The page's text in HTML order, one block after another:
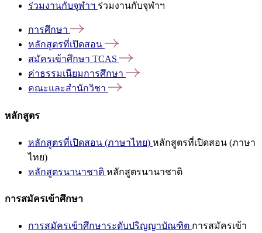
ร่วมงานกับจุฬาฯ ร่วมงานกับจุฬาฯ
การศึกษา
หลักสูตรที่เปิดสอน
สมัครเข้าศึกษา TCAS
ค่าธรรมเนียมการศึกษา
คณะและสำนักวิชา
หลักสูตร
หลักสูตรที่เปิดสอน (ภาษาไทย) หลักสูตรที่เปิดสอน (ภาษา
ไทย)
หลักสูตรนานาชาติ หลักสูตรนานาชาติ
การสมัครเข้าศึกษา
การสมัครเข้าศึกษาระดับปริญญาบัณฑิต การสมัครเข้า